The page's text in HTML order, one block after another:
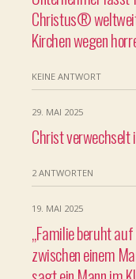
Christus®
Kirchen wegen
KEINE ANTWORT
29. MAI 2025
Christ
2 ANTWORTEN
19. MAI 2025
„Familie beruht
zwischen einem